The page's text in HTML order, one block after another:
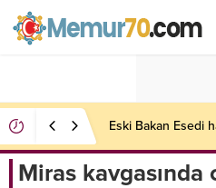
Eski Bakan Esedi
Miras kavgasında